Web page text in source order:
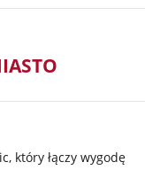
który łączy wygodę